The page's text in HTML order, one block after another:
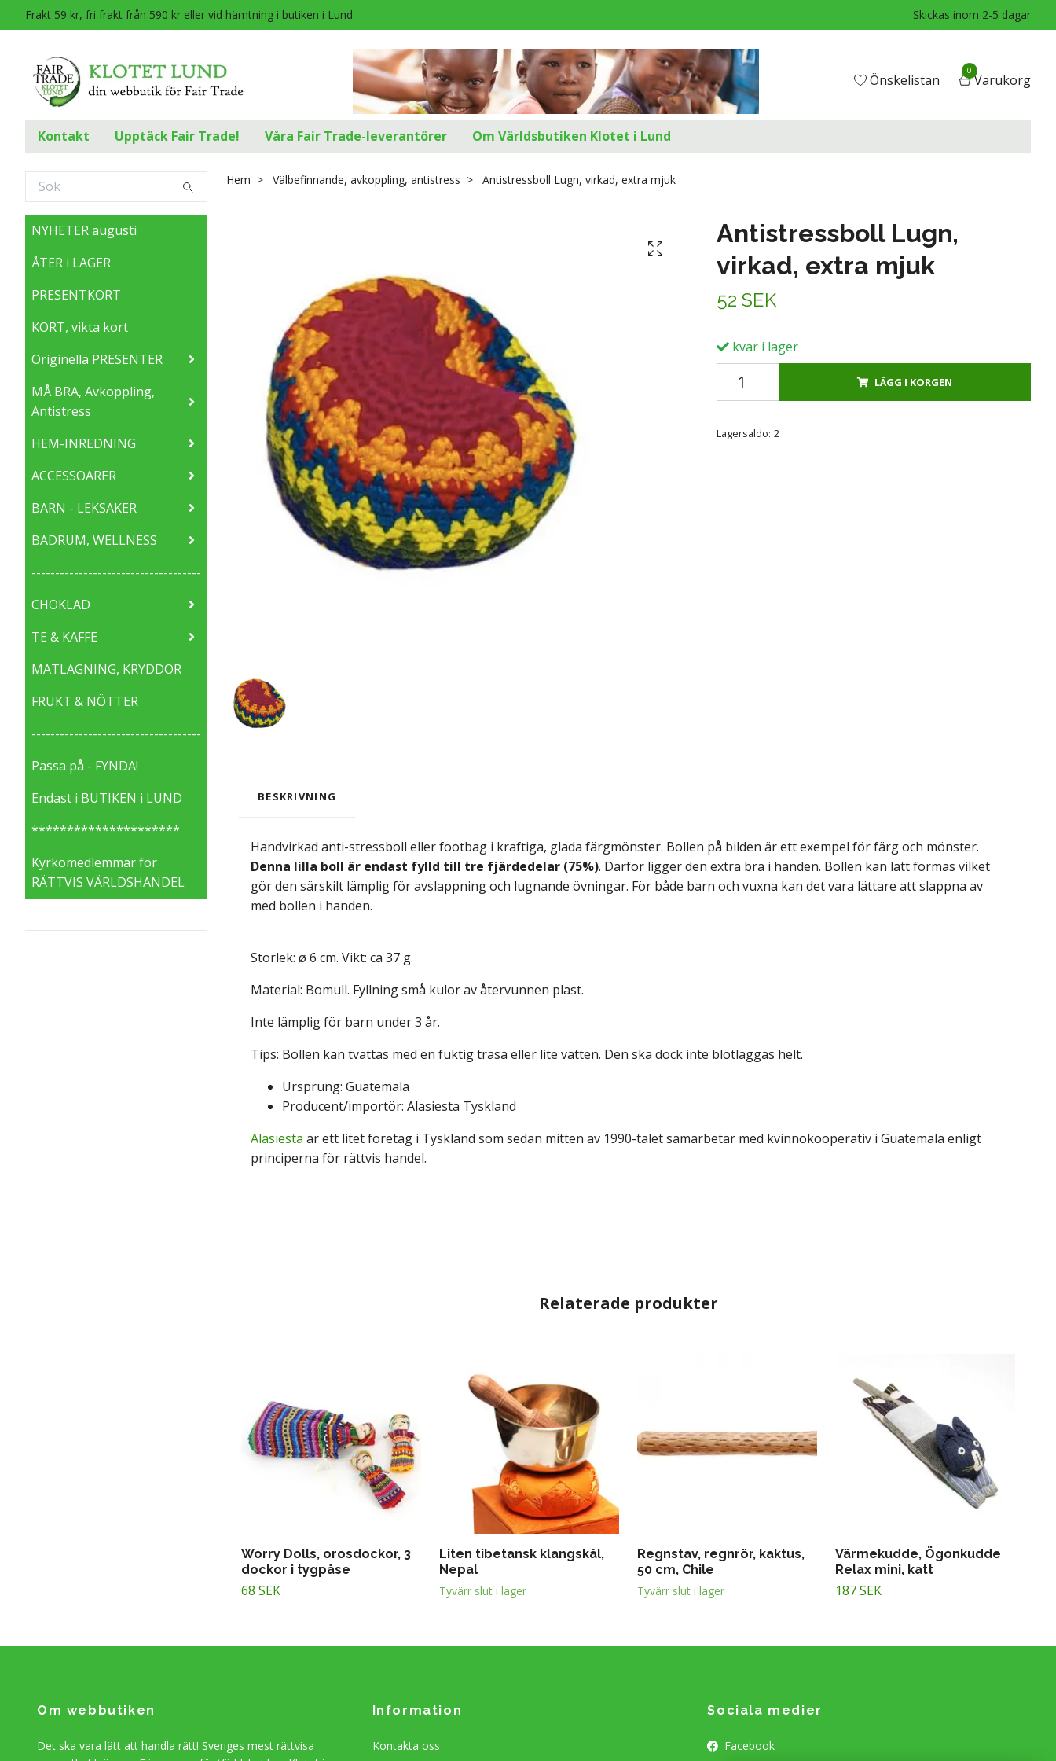
Frakt 59 kr, fri frakt från 590 kr eller vid hämtning i butiken i Lund Skickas inom 2-5 dagar
Önskelistan
0
Varukorg
Kontakt Upptäck Fair Trade! Våra Fair Trade-leverantörer Om Världsbutiken Klotet i Lund
NYHETER augusti
ÅTER i LAGER
PRESENTKORT
KORT, vikta kort
Originella PRESENTER
MÅ BRA, Avkoppling,
Antistress
HEM-INREDNING
ACCESSOARER
BARN - LEKSAKER
BADRUM, WELLNESS
------------------------------------
CHOKLAD
TE & KAFFE
MATLAGNING, KRYDDOR
FRUKT & NÖTTER
------------------------------------
Passa på - FYNDA!
Endast i BUTIKEN i LUND
*********************
Kyrkomedlemmar för
RÄTTVIS VÄRLDSHANDEL
Hem Välbefinnande, avkoppling, antistress Antistressboll Lugn, virkad, extra mjuk
Antistressboll Lugn,
virkad, extra mjuk
52 SEK
kvar i lager
LÄGG I KORGEN
Lagersaldo: 2
BESKRIVNING
Handvirkad anti-stressboll eller footbag i kraftiga, glada färgmönster. Bollen på bilden är ett exempel för färg och mönster.
Denna lilla boll är endast fylld till tre fjärdedelar (75%). Därför ligger den extra bra i handen. Bollen kan lätt formas vilket
gör den särskilt lämplig för avslappning och lugnande övningar. För både barn och vuxna kan det vara lättare att slappna av
med bollen i handen.
Storlek: ø 6 cm. Vikt: ca 37 g.
Material: Bomull. Fyllning små kulor av återvunnen plast.
Inte lämplig för barn under 3 år.
Tips: Bollen kan tvättas med en fuktig trasa eller lite vatten. Den ska dock inte blötläggas helt.
Ursprung: Guatemala
Producent/importör: Alasiesta Tyskland
Alasiesta är ett litet företag i Tyskland som sedan mitten av 1990-talet samarbetar med kvinnokooperativ i Guatemala enligt
principerna för rättvis handel.
Worry Dolls, orosdockor, 3
dockor i tygpåse
68 SEK
Liten tibetansk klangskål,
Nepal
Tyvärr slut i lager
Regnstav, regnrör, kaktus,
50 cm, Chile
Tyvärr slut i lager
Värmekudde, Ögonkudde
Relax mini, katt
187 SEK
Om webbutiken
Det ska vara lätt att handla rätt! Sveriges mest rättvisa
Information
Kontakta oss
Sociala medier
Facebook